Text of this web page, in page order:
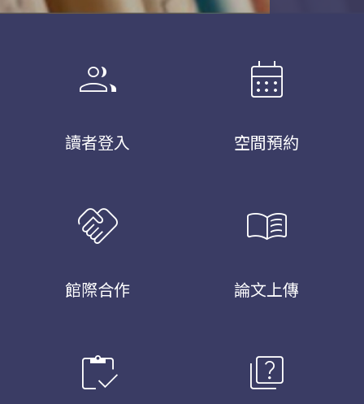
group
讀者登入
calendar_month
空間預約
handshake
館際合作
menu_book
論文上傳
inventory quiz